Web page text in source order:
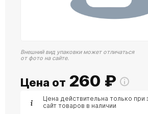
Внешний вид упаковки может отличаться
от фото на сайте.
Цена от 260 ₽
Цена действительна только при
сайт товаров в наличии